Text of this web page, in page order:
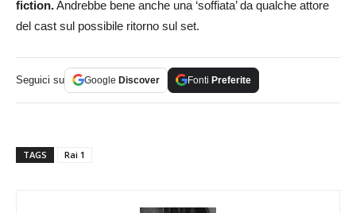
fiction.Andrebbe bene anche una ‘soffiata’ da qualche attore
del cast sul possibile ritorno sul set.
Seguici su Google Discover Fonti Preferite
TAGS Rai 1